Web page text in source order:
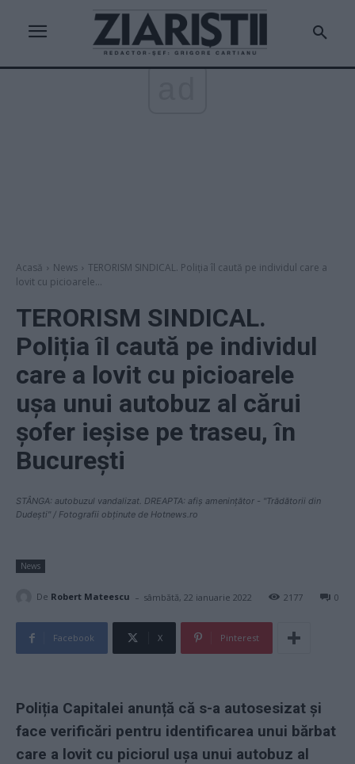
Acasă News
TERORISM SINDICAL. Poliția îl caută pe individul care a
lovit cu picioarele...
TERORISM SINDICAL.
Poliția îl caută pe individul
care a lovit cu picioarele
ușa unui autobuz al cărui
șofer ieșise pe traseu, în
București
STÂNGA: autobuzul vandalizat. DREAPTA: afiș amenințător - "Trădătorii din
Dudești" / Fotografii obținute de Hotnews.ro
News
De Robert Mateescu - sâmbătă, 22 ianuarie 2022 0
2177
Facebook X Pinterest
Poliția Capitalei anunță că s-a autosesizat și
face verificări pentru identificarea unui bărbat
care a lovit cu piciorul ușa unui autobuz al